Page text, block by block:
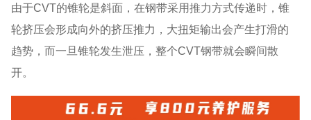
由于CVT的锥轮是斜面，在钢带采用推力方式传递时，锥
轮挤压会形成向外的挤压推力，大扭矩输出会产生打滑的
趋势，而一旦锥轮发生泄压，整个CVT钢带就会瞬间散
开。